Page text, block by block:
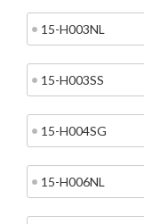
15-H003NL
15-H003SS
15-H004SG
15-H006NL